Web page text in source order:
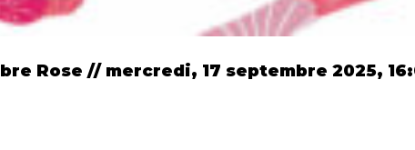
Rose // mercredi, 17 septembre 2025,